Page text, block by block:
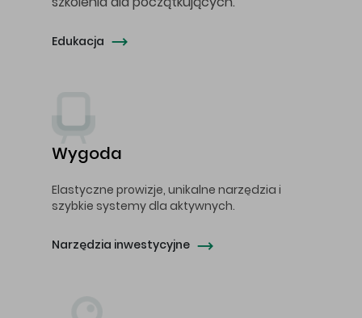
Edukacja
Wygoda
Elastyczne prowizje, unikalne narzędzia i
szybkie systemy dla aktywnych.
Narzędzia inwestycyjne